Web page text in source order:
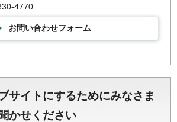
4770
お問い合わせフォーム
サイトにするためにみなさま
かせください